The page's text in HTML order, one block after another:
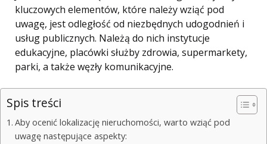
kluczowych elementów, które należy wziąć pod
uwagę, jest odległość od niezbędnych udogodnień i
usług publicznych. Należą do nich instytucje
edukacyjne, placówki służby zdrowia, supermarkety,
parki, a także węzły komunikacyjne.
Spis treści
Aby ocenić lokalizację nieruchomości, warto wziąć pod
uwagę następujące aspekty: